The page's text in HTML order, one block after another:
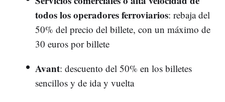
todos los operadores ferroviarios: rebaja del
50% del precio del billete, con un máximo de
30 euros por billete
Avant: descuento del 50% en los billetes
sencillos y de ida y vuelta